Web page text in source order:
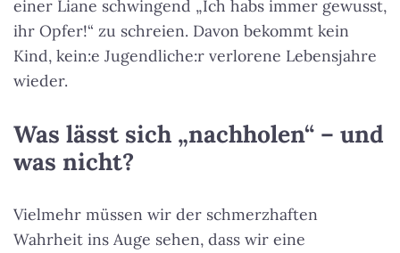
einer Liane schwingend „Ich habs immer gewusst,
ihr Opfer!“ zu schreien. Davon bekommt kein
Kind, kein:e Jugendliche:r verlorene Lebensjahre
wieder.
Was lässt sich „nachholen“ – und
was nicht?
Vielmehr müssen wir der schmerzhaften
Wahrheit ins Auge sehen, dass wir eine